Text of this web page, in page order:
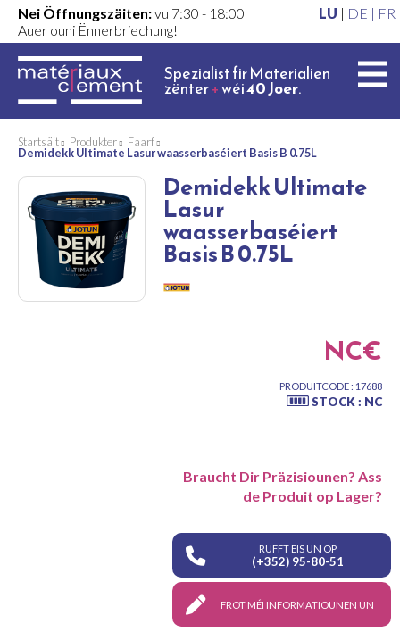
Nei Öffnungszäiten:vu 7:30 - 18:00
Auer ouni Ënnerbriechung!
LU | DE | FR
Spezialist fir Materialien
zënter+wéi40 Joer.
Startsäit Produkter Faarf
Demidekk Ultimate Lasur waasserbaséiert Basis B 0.75L
Demidekk Ultimate
Lasur
waasserbaséiert
Basis B 0.75L
NC€
PRODUITCODE : 17688
STOCK : NC
Braucht Dir Präzisiounen? Ass
de Produit op Lager?
RUFFT EIS UN OP
(+352) 95-80-51
FROT MÉI INFORMATIOUNEN UN